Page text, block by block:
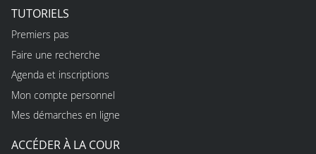
TUTORIELS
Premiers pas
Faire une recherche
Agenda et inscriptions
Mon compte personnel
Mes démarches en ligne
ACCÉDER À LA COUR